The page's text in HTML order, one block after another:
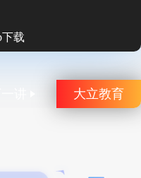
下载
大立教育